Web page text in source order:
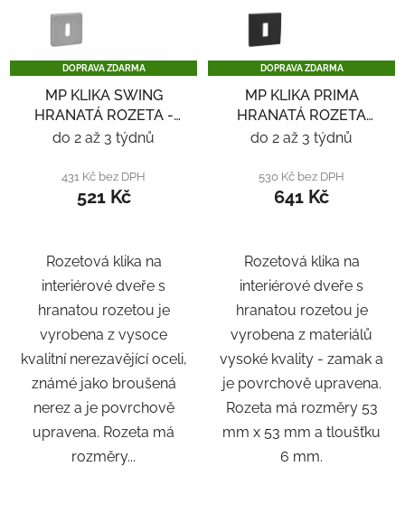
DOPRAVA ZDARMA
MP KLIKA SWING
HRANATÁ ROZETA -
NEREZ
do 2 až 3 týdnů
431 Kč bez DPH
521 Kč
Rozetová klika na
interiérové ​​dveře s
hranatou rozetou je
vyrobena z vysoce
kvalitní nerezavějící oceli,
známé jako broušená
nerez a je povrchově
upravena. Rozeta má
rozměry...
DOPRAVA ZDARMA
MP KLIKA PRIMA
HRANATÁ ROZETA
SQ6 - ČERNÁ
do 2 až 3 týdnů
530 Kč bez DPH
641 Kč
Rozetová klika na
interiérové ​​dveře s
hranatou rozetou je
vyrobena z materiálů
vysoké kvality - zamak a
je povrchově upravena.
Rozeta má rozměry 53
mm x 53 mm a tloušťku
6 mm.